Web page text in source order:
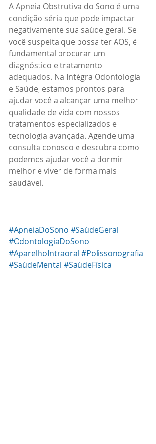
A Apneia Obstrutiva do Sono é uma
condição séria que pode impactar
negativamente sua saúde geral. Se
você suspeita que possa ter AOS, é
fundamental procurar um
diagnóstico e tratamento
adequados. Na Intégra Odontologia
e Saúde, estamos prontos para
ajudar você a alcançar uma melhor
qualidade de vida com nossos
tratamentos especializados e
tecnologia avançada. Agende uma
consulta conosco e descubra como
podemos ajudar você a dormir
melhor e viver de forma mais
saudável.
#ApneiaDoSono #SaúdeGeral
#OdontologiaDoSono
#AparelhoIntraoral #Polissonografia
#SaúdeMental #SaúdeFísica